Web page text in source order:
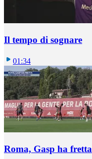
Il tempo di sognare
01:34
Roma, Gasp ha fretta